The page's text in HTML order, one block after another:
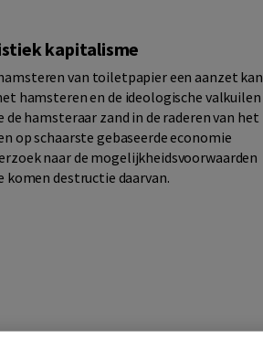
kapitalisme
van toiletpapier een aanzet kan
hamsteren en de ideologische valkuilen
hamsteraar zand in de raderen van het
schaarste gebaseerde economie
naar de mogelijkheidsvoorwaarden
destructie daarvan.